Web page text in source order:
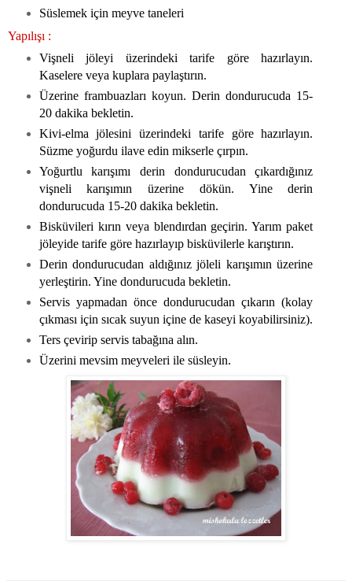
Süslemek için meyve taneleri
Yapılışı :
Vişneli jöleyi üzerindeki tarife göre hazırlayın.
Kaselere veya kuplara paylaştırın.
Üzerine frambuazları koyun. Derin dondurucuda 15-
20 dakika bekletin.
Kivi-elma jölesini üzerindeki tarife göre hazırlayın.
Süzme yoğurdu ilave edin mikserle çırpın.
Yoğurtlu karışımı derin dondurucudan çıkardığınız
vişneli karışımın üzerine dökün. Yine derin
dondurucuda 15-20 dakika bekletin.
Bisküvileri kırın veya blendırdan geçirin. Yarım paket
jöleyide tarife göre hazırlayıp bisküvilerle karıştırın.
Derin dondurucudan aldığınız jöleli karışımın üzerine
yerleştirin. Yine dondurucuda bekletin.
Servis yapmadan önce dondurucudan çıkarın (kolay
çıkması için sıcak suyun içine de kaseyi koyabilirsiniz).
Ters çevirip servis tabağına alın.
Üzerini mevsim meyveleri ile süsleyin.